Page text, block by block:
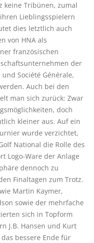
keine Tribünen, zumal
Lieblingsspielern
dies letztlich auch
von HNA als
französischen
der
Société Générale,
Auch bei den
man sich zurück: Zwar
doch
kleiner aus. Auf ein
wurde verzichtet,
National die Rolle des
Logo-Ware der Anlage
dennoch zu
Finaltagen zum Trotz.
Martin Kaymer,
sowie der mehrfache
sich in Topform
J.B. Hansen und Kurt
bessere Ende für